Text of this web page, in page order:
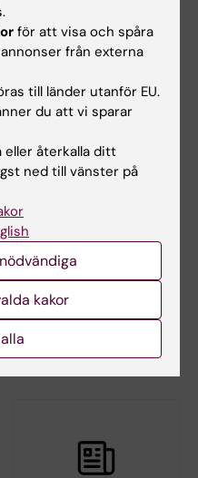
22 maj 2026
Nytt
forskningsprojekt ska
stärka
suicidpreventionen i
spårtrafiken
Ett nytt forskningsprojekt vid
suicidforskning och…
för att visa och spåra
från externa
till länder utanför EU.
du att vi sparar
eller återkalla ditt
ned till vänster på
kakor